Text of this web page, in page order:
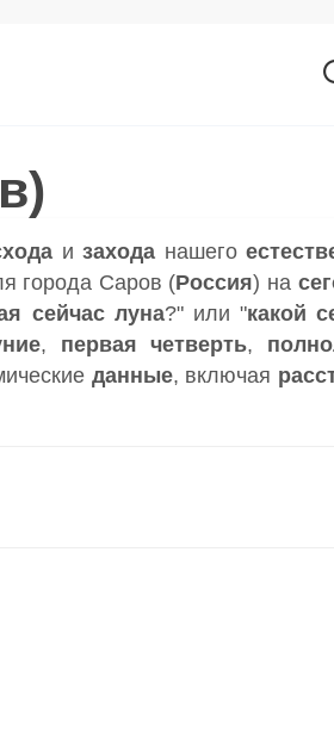
изахода нашего
города Саров (Россия) на
сейчас луна?" или "какой
, первая четверть,
данные, включая